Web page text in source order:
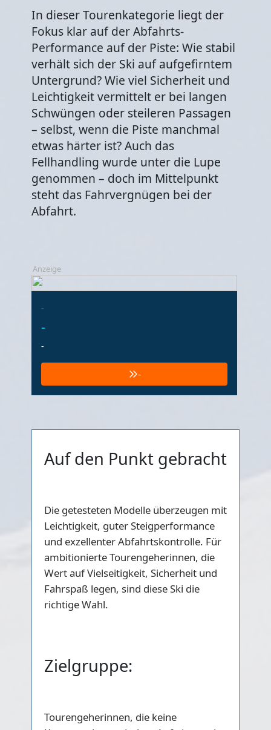
In dieser Tourenkategorie liegt der
Fokus klar auf der Abfahrts-
Performance auf der Piste: Wie stabil
verhält sich der Ski auf aufgefirntem
Untergrund? Wie viel Sicherheit und
Leichtigkeit vermittelt er bei langen
Schwüngen oder steileren Passagen
– selbst, wenn die Piste manchmal
etwas härter ist? Auch das
Fellhandling wurde unter die Lupe
genommen – doch im Mittelpunkt
steht das Fahrvergnügen bei der
Abfahrt.
Anzeige
-
-
-
-
Auf den Punkt gebracht
Die getesteten Modelle überzeugen mit
Leichtigkeit, guter Steigperformance
und exzellenter Abfahrtskontrolle. Für
ambitionierte Tourengeherinnen, die
Wert auf Vielseitigkeit, Sicherheit und
Fahrspaß legen, sind diese Ski die
richtige Wahl.
Zielgruppe:
Tourengeherinnen, die keine